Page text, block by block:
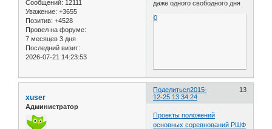
Сообщений: 12111
Уважение: +3655
Позитив: +4528
Провел на форуме:
7 месяцев 3 дня
Последний визит:
2026-07-21 14:23:53
даже одного свободного дня
0
Поделиться 13
2015-
12-25 13:34:24
xuser
Администратор
Проекты положений
основных соревнований РШФ